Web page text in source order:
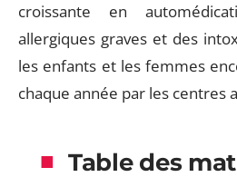
croissante en
allergiques graves et des
les enfants et les femmes
chaque année par les centres
Table des